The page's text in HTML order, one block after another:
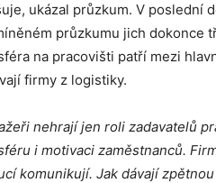
ukázal průzkum. V poslední
průzkumu jich dokonce
na pracovišti patří mezi
firmy z logistiky.
nehrají jen roli zadavatelů
i motivaci zaměstnanců.
komunikují. Jak dávají